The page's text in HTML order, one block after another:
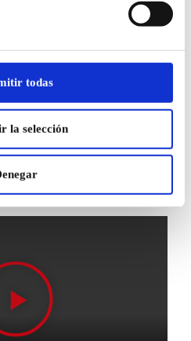
todas
la selección
O seu design versátil torna-a
de transporte, com um corta-
diâmetros de tubo, Dn8,
instalação e garante
nossa ferramenta de